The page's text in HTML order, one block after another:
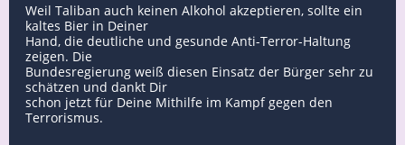
Weil Taliban auch keinen Alkohol akzeptieren, sollte ein
kaltes Bier in Deiner
Hand, die deutliche und gesunde Anti-Terror-Haltung
zeigen. Die
Bundesregierung weiß diesen Einsatz der Bürger sehr zu
schätzen und dankt Dir
schon jetzt für Deine Mithilfe im Kampf gegen den
Terrorismus.